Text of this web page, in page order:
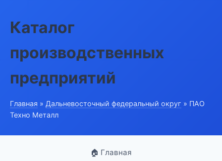
Каталог
производственных
предприятий
Главная » Дальневосточный федеральный округ » ПАО
Техно Металл
🏠 Главная